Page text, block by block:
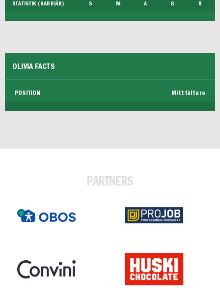
STATISTIK (KARRIÄR) S M A G R
OLIVIA FACTS
POSITION Mittfältare
PARTNERS